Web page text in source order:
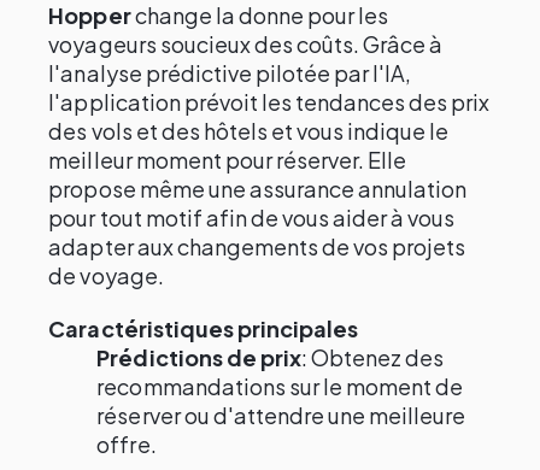
Hopperchange la donne pour les
voyageurs soucieux des coûts. Grâce à
l'analyse prédictive pilotée par l'IA,
l'application prévoit les tendances des prix
des vols et des hôtels et vous indique le
meilleur moment pour réserver. Elle
propose même une assurance annulation
pour tout motif afin de vous aider à vous
adapter aux changements de vos projets
de voyage.
Caractéristiques principales
Prédictions de prix: Obtenez des
recommandations sur le moment de
réserver ou d'attendre une meilleure
offre.